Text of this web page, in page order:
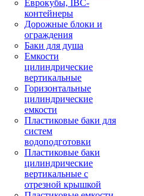
Еврокубы, IBC-
контейнеры
Дорожные блоки и
ограждения
Баки для душа
Емкости
цилиндрические
вертикальные
Горизонтальные
цилиндрические
емкости
Пластиковые баки для
систем
водоподготовки
Пластиковые баки
цилиндрические
вертикальные с
отрезной крышкой